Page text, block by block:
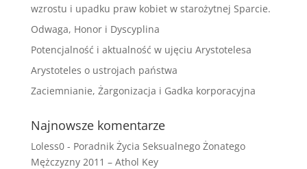
wzrostu i upadku praw kobiet w starożytnej Sparcie.
Odwaga, Honor i Dyscyplina
Potencjalność i aktualność w ujęciu Arystotelesa
Arystoteles o ustrojach państwa
Zaciemnianie, Żargonizacja i Gadka korporacyjna
Najnowsze komentarze
Loless0- Poradnik Życia Seksualnego Żonatego
Mężczyzny 2011 – Athol Key